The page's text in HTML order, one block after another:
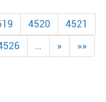
4520
4521
… » »»